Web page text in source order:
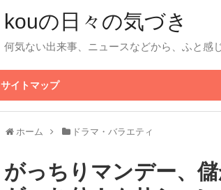
kouの日々の気づき
何気ない出来事、ニュースなどから、ふと感
サイトマップ
ホーム ドラマ・バラエティ
がっちりマンデー、